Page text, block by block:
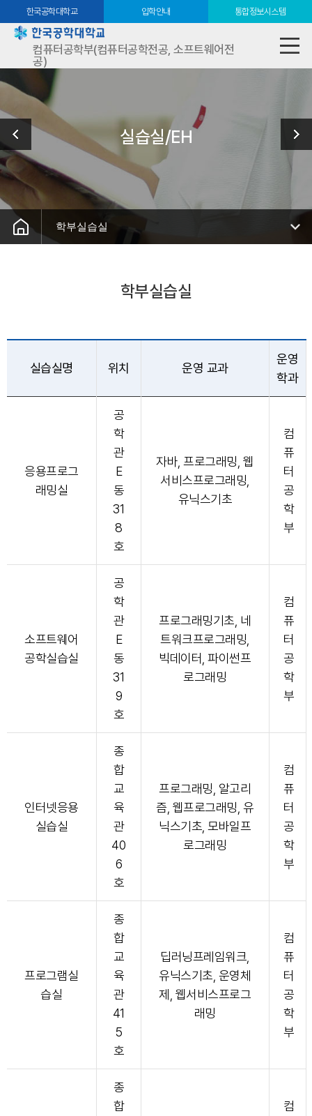
한국공학대학교 입학안내 통합정보시스템
컴퓨터공학부(컴퓨터공학전공, 소프트웨어전
공)
실습실/EH
학부실습실
학부실습실
실습실명 위치 운영 교과
운영
학과
응용프로그
래밍실
공
학
관
E
동
31
8
호
자바, 프로그래밍, 웹
서비스프로그래밍,
유닉스기초
컴
퓨
터
공
학
부
소프트웨어
공학실습실
공
학
관
E
동
31
9
호
프로그래밍기초, 네
트워크프로그래밍,
빅데이터, 파이썬프
로그래밍
컴
퓨
터
공
학
부
인터넷응용
실습실
종
합
교
육
관
40
6
호
프로그래밍, 알고리
즘, 웹프로그래밍, 유
닉스기초, 모바일프
로그래밍
컴
퓨
터
공
학
부
프로그램실
습실
종
합
교
육
관
41
5
호
딥러닝프레임워크,
유닉스기초, 운영체
제, 웹서비스프로그
래밍
컴
퓨
터
공
학
부
종
합
컴